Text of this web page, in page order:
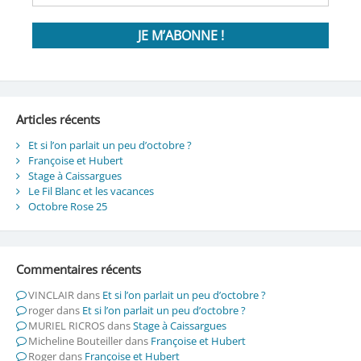
Articles récents
Et si l’on parlait un peu d’octobre ?
Françoise et Hubert
Stage à Caissargues
Le Fil Blanc et les vacances
Octobre Rose 25
Commentaires récents
VINCLAIRdans Et si l’on parlait un peu d’octobre ?
rogerdans Et si l’on parlait un peu d’octobre ?
MURIEL RICROSdansStage à Caissargues
Micheline Bouteillerdans Françoise et Hubert
Rogerdans Françoise et Hubert